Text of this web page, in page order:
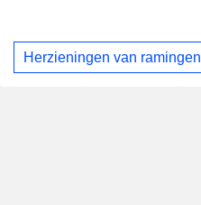
Herzieningen van ramingen